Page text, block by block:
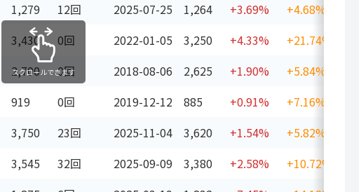
1,279 12回 2025-07-25 1,264 +3.69% +4.68%
3,430 0回 2022-01-05 3,250 +4.33% +21.74%
2,700 0回 2018-08-06 2,625 +1.90% +5.84%
919 0回 2019-12-12 885 +0.91% +7.16%
3,750 23回 2025-11-04 3,620 +1.54% +5.82%
3,545 32回 2025-09-09 3,380 +2.58% +10.72%
スクロールできます